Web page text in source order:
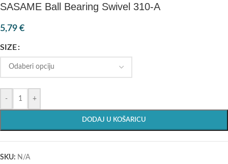
SASAME Ball Bearing Swivel 310-A
5,79 €
SIZE
- +
DODAJ U KOŠARICU
SKU: N/A